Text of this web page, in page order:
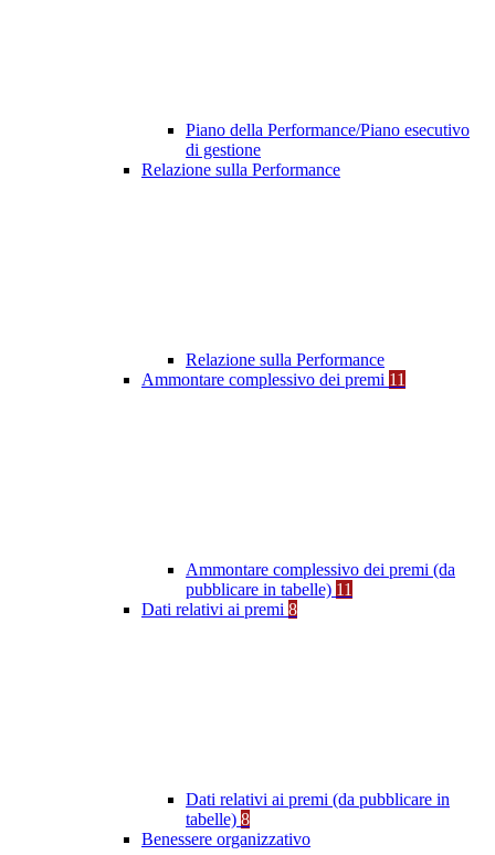
Piano della Performance/Piano esecutivo
di gestione
Relazione sulla Performance
Relazione sulla Performance
Ammontare complessivo dei premi 11
Ammontare complessivo dei premi (da
pubblicare in tabelle) 11
Dati relativi ai premi 8
Dati relativi ai premi (da pubblicare in
tabelle) 8
Benessere organizzativo